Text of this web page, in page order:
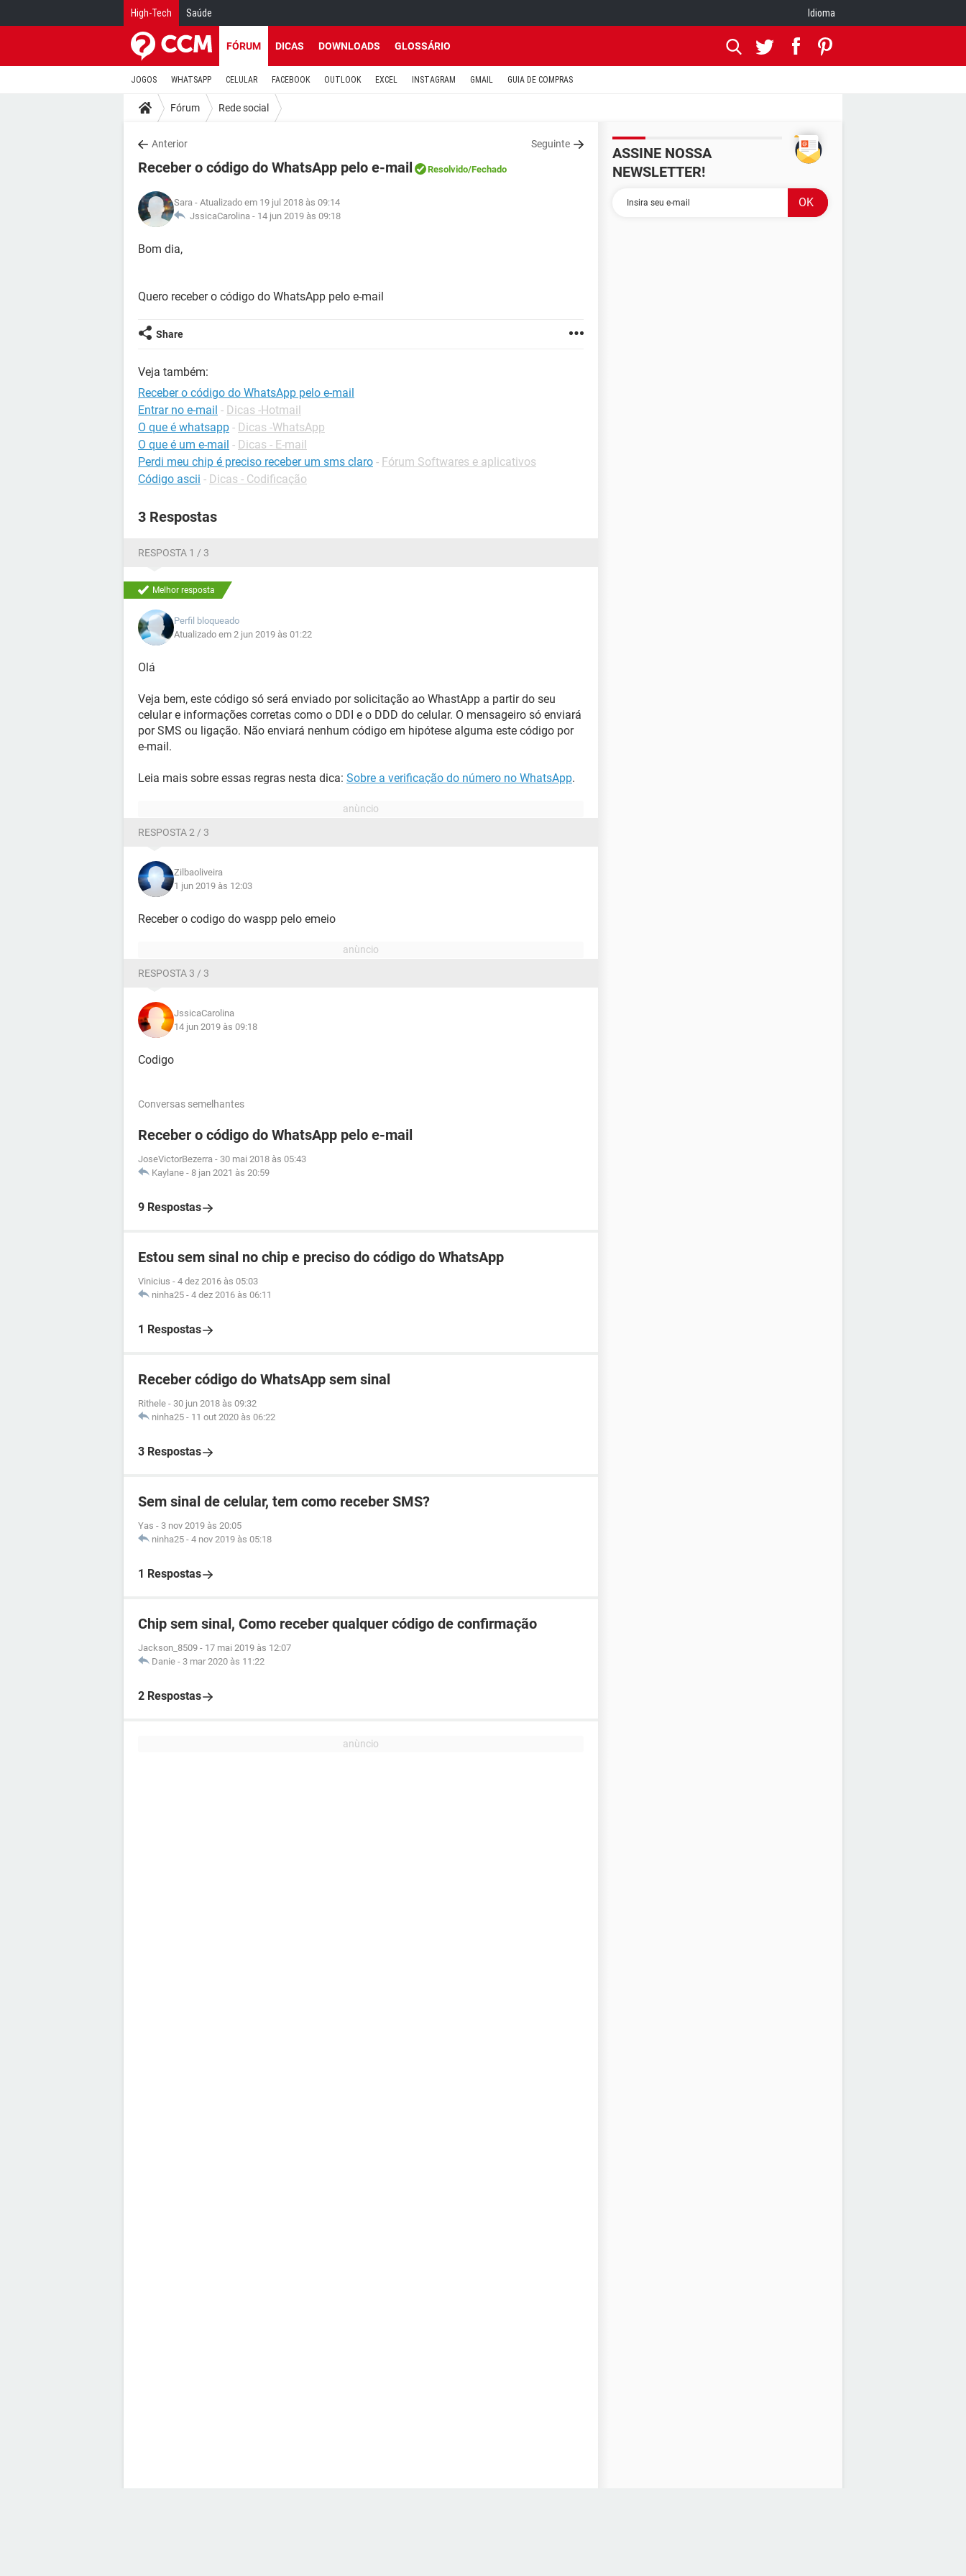
High-Tech Saúde Idioma
FÓRUM DICAS DOWNLOADS GLOSSÁRIO
JOGOS WHATSAPP CELULAR FACEBOOK OUTLOOK EXCEL INSTAGRAM GMAIL GUIA DE COMPRAS
Fórum Rede social
Anterior Seguinte
Receber o código do WhatsApp pelo e-mail Resolvido/Fechado
Sara - Atualizado em 19 jul 2018 às 09:14
JssicaCarolina - 14 jun 2019 às 09:18
Bom dia,
Quero receber o código do WhatsApp pelo e-mail
Share
Veja também:
Receber o código do WhatsApp pelo e-mail
Entrar no e-mail - Dicas -Hotmail
O que é whatsapp - Dicas -WhatsApp
O que é um e-mail - Dicas - E-mail
Perdi meu chip é preciso receber um sms claro - Fórum Softwares e aplicativos
Código ascii - Dicas - Codificação
3 Respostas
RESPOSTA 1 / 3
Melhor resposta
Perfil bloqueado
Atualizado em 2 jun 2019 às 01:22
Olá
Veja bem, este código só será enviado por solicitação ao WhastApp a partir do seu
celular e informações corretas como o DDI e o DDD do celular. O mensageiro só enviará
por SMS ou ligação. Não enviará nenhum código em hipótese alguma este código por
e-mail.
Leia mais sobre essas regras nesta dica: Sobre a verificação do número no WhatsApp.
RESPOSTA 2 / 3
Zilbaoliveira
1 jun 2019 às 12:03
Receber o codigo do waspp pelo emeio
RESPOSTA 3 / 3
JssicaCarolina
14 jun 2019 às 09:18
Codigo
Conversas semelhantes
Receber o código do WhatsApp pelo e-mail
JoseVictorBezerra - 30 mai 2018 às 05:43
Kaylane - 8 jan 2021 às 20:59
9 Respostas
Estou sem sinal no chip e preciso do código do WhatsApp
Vinicius - 4 dez 2016 às 05:03
ninha25 - 4 dez 2016 às 06:11
1 Respostas
Receber código do WhatsApp sem sinal
Rithele - 30 jun 2018 às 09:32
ninha25 - 11 out 2020 às 06:22
3 Respostas
Sem sinal de celular, tem como receber SMS?
Yas - 3 nov 2019 às 20:05
ninha25 - 4 nov 2019 às 05:18
1 Respostas
Chip sem sinal, Como receber qualquer código de confirmação
Jackson_8509 - 17 mai 2019 às 12:07
Danie - 3 mar 2020 às 11:22
2 Respostas
ASSINE NOSSA
NEWSLETTER!